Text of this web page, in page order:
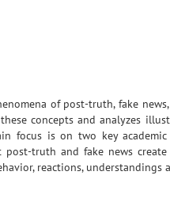
of post-truth, fake
concepts and analyzes
focus is on two key
truth and fake news
reactions, understandings